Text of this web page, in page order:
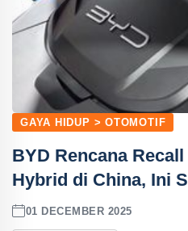
GAYA HIDUP > OTOMOTIF
BYD Rencana
Hybrid di China, Ini
01 DECEMBER 2025